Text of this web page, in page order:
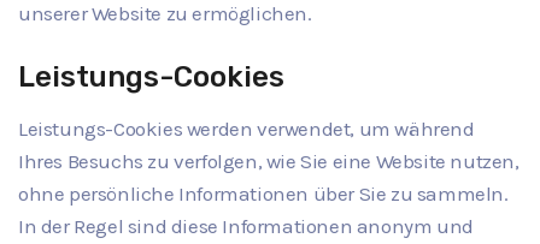
unserer Website zu ermöglichen.
Leistungs-Cookies
Leistungs-Cookies werden verwendet, um während
Ihres Besuchs zu verfolgen, wie Sie eine Website nutzen,
ohne persönliche Informationen über Sie zu sammeln.
In der Regel sind diese Informationen anonym und